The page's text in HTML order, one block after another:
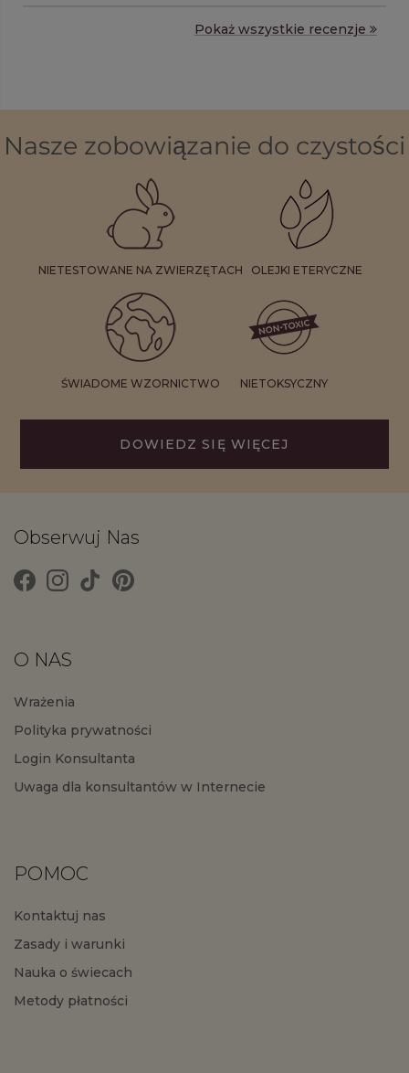
Pokaż wszystkie recenzje
Nasze zobowiązanie do czystości
NIETESTOWANE NA ZWIERZĘTACH OLEJKI ETERYCZNE
ŚWIADOME WZORNICTWO NIETOKSYCZNY
DOWIEDZ SIĘ WIĘCEJ
Obserwuj Nas
O NAS
Wrażenia
Polityka prywatności
Login Konsultanta
Uwaga dla konsultantów w Internecie
POMOC
Kontaktuj nas
Zasady i warunki
Nauka o świecach
Metody płatności